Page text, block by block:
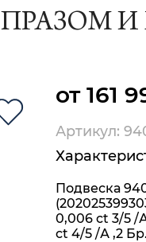
И
от 161
Артикул:
Подвеска
0,006 ct 3/5 /
ct 4/5 /А ,2 Бр.